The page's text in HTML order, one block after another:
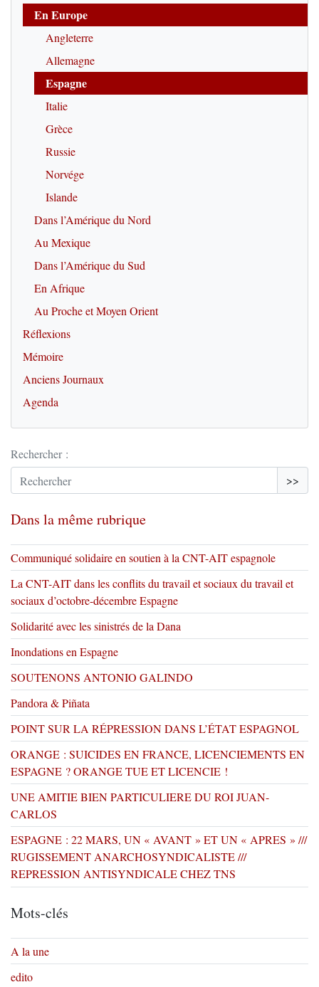
En Europe
Angleterre
Allemagne
Espagne
Italie
Grèce
Russie
Norvége
Islande
Dans l’Amérique du Nord
Au Mexique
Dans l’Amérique du Sud
En Afrique
Au Proche et Moyen Orient
Réflexions
Mémoire
Anciens Journaux
Agenda
Rechercher :
>>
Dans la même rubrique
Communiqué solidaire en soutien à la CNT-AIT espagnole
La CNT-AIT dans les conflits du travail et sociaux du travail et
sociaux d’octobre-décembre Espagne
Solidarité avec les sinistrés de la Dana
Inondations en Espagne
SOUTENONS ANTONIO GALINDO
Pandora & Piñata
POINT SUR LA RÉPRESSION DANS L’ÉTAT ESPAGNOL
ORANGE : SUICIDES EN FRANCE, LICENCIEMENTS EN
ESPAGNE ? ORANGE TUE ET LICENCIE !
UNE AMITIE BIEN PARTICULIERE DU ROI JUAN-
CARLOS
ESPAGNE : 22 MARS, UN « AVANT » ET UN « APRES » ///
RUGISSEMENT ANARCHOSYNDICALISTE ///
REPRESSION ANTISYNDICALE CHEZ TNS
Mots-clés
A la une
edito